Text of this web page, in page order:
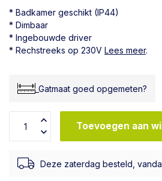
* Badkamer geschikt (IP44)
* Dimbaar
* Ingebouwde driver
* Rechstreeks op 230V Lees meer.
_Gatmaat goed opgemeten?
Toevoegen aan
Deze zaterdag besteld,